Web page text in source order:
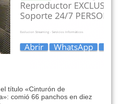
título «Cinturón de
comió 66 panchos en diez